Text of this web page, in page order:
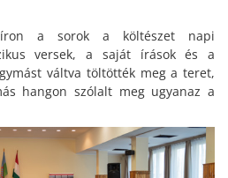
a sorok a költészet napi
versek, a saját írások és a
váltva töltötték meg a teret,
hangon szólalt meg ugyanaz a